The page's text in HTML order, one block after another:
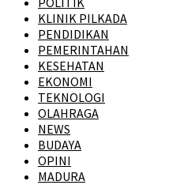
KLINIK PILKADA
PENDIDIKAN
PEMERINTAHAN
KESEHATAN
EKONOMI
TEKNOLOGI
OLAHRAGA
NEWS
BUDAYA
OPINI
MADURA